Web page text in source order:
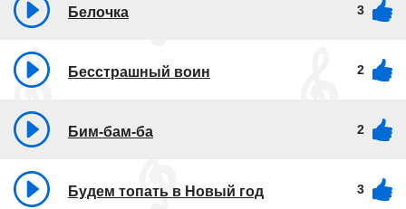
Белочка 3
Бесстрашный воин 2
Бим-бам-ба 2
Будем топать в Новый год 3